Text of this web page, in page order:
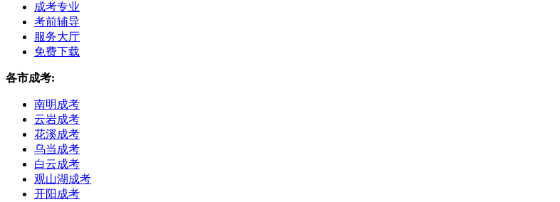
成考专业
考前辅导
服务大厅
免费下载
各市成考:
南明成考
云岩成考
花溪成考
乌当成考
白云成考
观山湖成考
开阳成考